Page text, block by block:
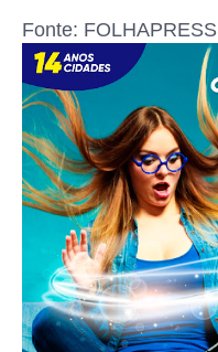
Fonte: FOLHAPRESS